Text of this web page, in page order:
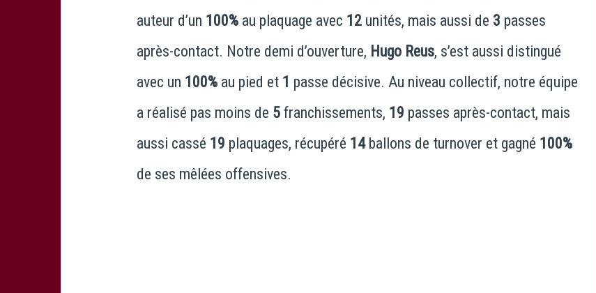
auteur d’un 100% au plaquage avec 12 unités, mais aussi de 3 passes
après-contact. Notre demi d’ouverture, Hugo Reus, s’est aussi distingué
avec un 100% au pied et 1 passe décisive. Au niveau collectif, notre équipe
a réalisé pas moins de 5 franchissements, 19 passes après-contact, mais
aussi cassé 19 plaquages, récupéré 14ballons de turnover et gagné 100%
de ses mêlées offensives.